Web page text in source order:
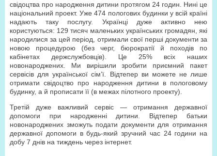
свідоцтва про народження дитини протягом 24 годин. Нині це
національний проект. Уже 474 пологових будинки у всій країні
надають таку послугу. Українці дуже активно нею
користуються: 129 тисяч маленьких українських громадян, які
народилися за цей період, отримали свої перші документи за
новою процедурою (без черг, бюрократії й походів по
кабінетах держслужбовців). Це 25% всіх наших
новонароджених. Ми вирішили зробити приємний пакет
сервісів для української сім’ї. Відтепер ви можете не лише
отримати свідоцтво про народження дитини в пологовому
будинку, а й прописати її (в межах пілотного проекту).
Третій дуже важливий сервіс — отримання державної
допомоги при народженні дитини. Відтепер батьки
новонароджених зможуть подати документи для отримання
державної допомоги в будь-який зручний час 24 години на
добу 7 днів на тиждень через інтернет.